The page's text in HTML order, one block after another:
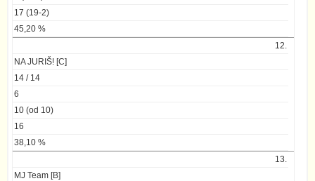
17 (19-2)
45,20 %
12.
NA JURIŠ! [C]
14 / 14
6
10 (od 10)
16
38,10 %
13.
MJ Team [B]